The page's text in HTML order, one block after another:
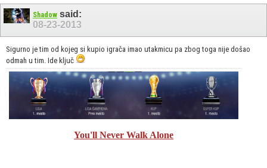
Shadow said:
08-23-2013
Sigurno je tim od kojeg si kupio igrača imao utakmicu pa zbog toga nije došao
odmah u tim. Ide ključ
You'll Never Walk Alone